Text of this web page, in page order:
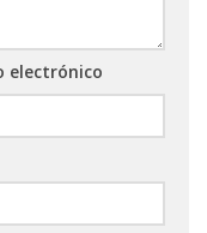
electrónico